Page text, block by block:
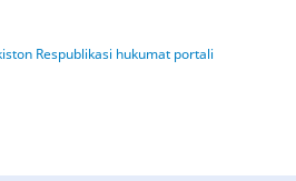
Respublikasi hukumat portali